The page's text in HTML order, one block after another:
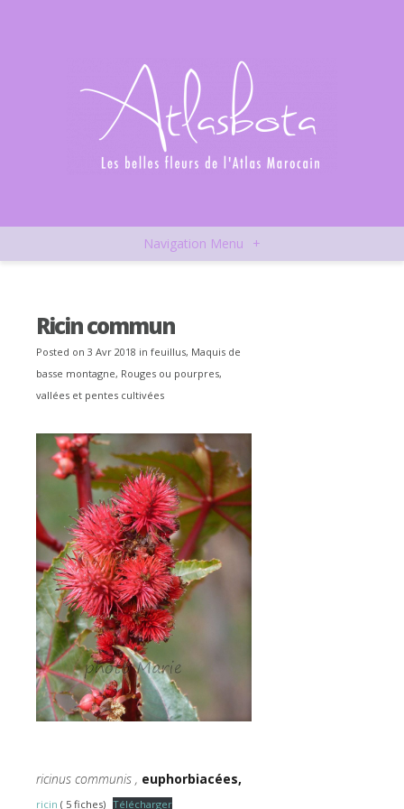
Navigation Menu +
Ricin commun
Posted on 3 Avr 2018 in feuillus, Maquis de
basse montagne, Rouges ou pourpres,
vallées et pentes cultivées
ricinus communis , euphorbiacées,
ricin ( 5 fiches) Télécharger